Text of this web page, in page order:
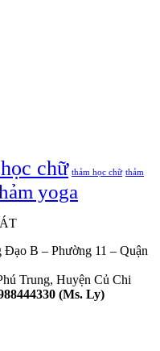
chữ thảm học chữ thảm
yoga
Đạo B – Phường 11 – Quận
Trung, Huyện Củ Chi
(Ms. Ly)